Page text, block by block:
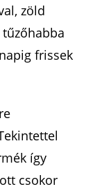
zöld
frissek
így
csokor